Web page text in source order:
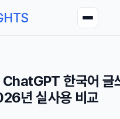
한국어 글
년 실사용 비교